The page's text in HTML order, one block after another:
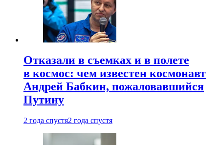
Отказали в съемках и в полете
в космос: чем известен космонавт
Андрей Бабкин, пожаловавшийся
Путину
2 года спустя2 года спустя